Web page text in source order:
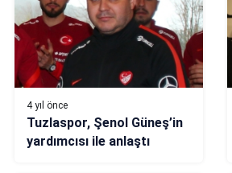
4 yıl önce
Tuzlaspor, Şenol Güneş’in
yardımcısı ile anlaştı